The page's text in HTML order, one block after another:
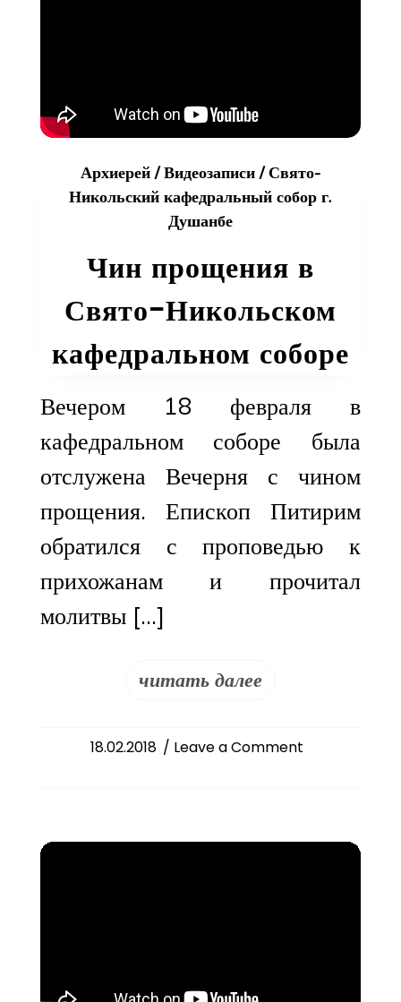
Архиерей/Видеозаписи/Свято-
Никольский кафедральный собор г.
Душанбе
Чин прощения в
Свято-Никольском
кафедральном соборе
Вечером 18 февраля в
кафедральном соборе была
отслужена Вечерня с чином
прощения. Епископ Питирим
обратился с проповедью к
прихожанам и прочитал
молитвы […]
читать далее
18.02.2018 / Leave a Comment
Никольском